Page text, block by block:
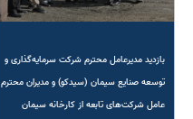
بازدید مدیرعامل محترم شرکت سرمایه‌گذاری و
توسعه صنایع سیمان (سیدکو) و مدیران محترم
عامل شرکت‌های تابعه از کارخانه سیمان